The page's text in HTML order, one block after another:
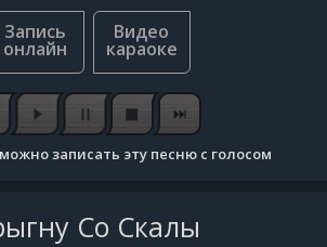
записать эту песню с голосом
Со Скалы